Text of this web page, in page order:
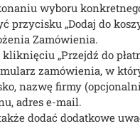
wyboru
przycisku „Dodaj do
Zamówienia.
„Przejdź do
zamówienia, w
nazwę firmy
adres e-mail.
dodać dodatkowe